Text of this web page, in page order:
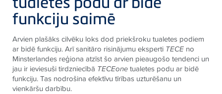
funkciju saimē
Arvien plašāks cilvēku loks dod priekšroku tualetes podiem
ar bidē funkciju. Arī sanitāro risinājumu eksperti TECE no
Minsterlandes reģiona atzīst šo arvien pieaugošo tendenci un
jau ir ieviesuši tirdzniecībā TECEonetualetes podu ar bidē
funkciju. Tas nodrošina efektīvu tīrības uzturēšanu un
vienkāršu darbību.